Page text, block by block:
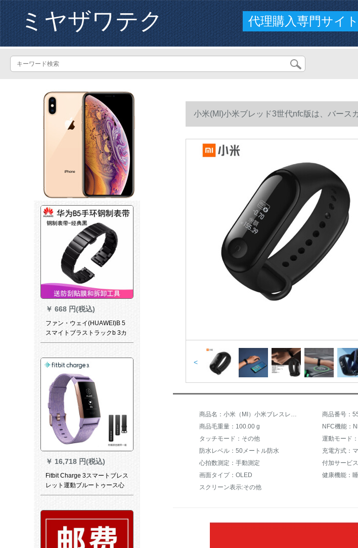
ミヤザワテク 代理購入専門サイト
￥ 668 円(税込)
ファン・ウェイ(HUAWEI)B 5
スマイトブラストラックb 3カ
ーストバードB 3青春版金属鋼
￥ 16,718 円(税込)
Fitbit Charge 3スマートブレス
レット運動ブルートゥース心
拍モニタリング多機能スイミ
小米(MI)小米ブレッド3世代nfc版は、バース
ッド3黒(NFC版)
<
商品名：小米（MI）小米ブレスレット3代nfc版は、バスカード心率健康睡眠監視インテリジェントブレスレット男女リストバンド防水ミニブレスレット3黒（NFC版）が使えます。 商品番号：
商品毛重量：100.00 g
タッチモード：その他
運動モード
防水レベル：50メートル防水
充電方式：
心拍数測定：手動測定
付加サービ
画面タイプ：OLED
スクリーン表示:その他